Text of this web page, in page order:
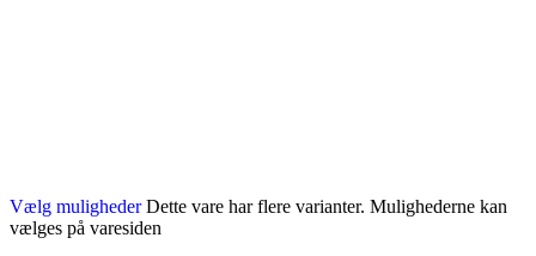
Vælg muligheder Dette vare har flere varianter. Mulighederne kan
vælges på varesiden